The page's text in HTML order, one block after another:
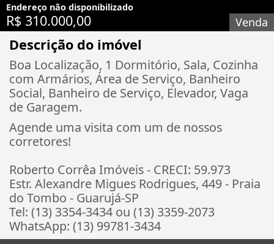
Endereço não disponibilizado
R$ 310.000,00 Venda
Descrição do imóvel
Boa Localização, 1 Dormitório, Sala, Cozinha
com Armários, Área de Serviço, Banheiro
Social, Banheiro de Serviço, Elevador, Vaga
de Garagem.
Agende uma visita com um de nossos
corretores!
Roberto Corrêa Imóveis - CRECI: 59.973
Estr. Alexandre Migues Rodrigues, 449 - Praia
do Tombo - Guarujá-SP
Tel: (13) 3354-3434 ou (13) 3359-2073
WhatsApp: (13) 99781-3434